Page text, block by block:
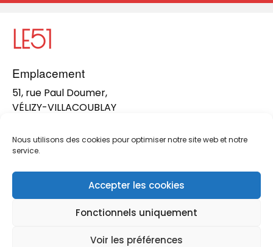
Nous utilisons des cookies pour optimiser notre site web et notre
service.
Accepter les cookies
Fonctionnels uniquement
Voir les préférences
LE51
Emplacement
51, rue Paul Doumer,
VÉLIZY-VILLACOUBLAY
Prochain évènement
Aucuns évènements à venir
Évènements à venir
<li>Aucun évènement à cet emplacement</li>